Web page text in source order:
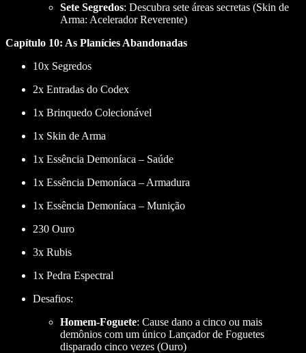
Sete Segredos: Descubra sete áreas secretas (Skin de
Arma: Acelerador Reverente)
Capítulo 10: As Planícies Abandonadas
10x Segredos
2x Entradas do Codex
1x Brinquedo Colecionável
1x Skin de Arma
1x Essência Demoníaca – Saúde
1x Essência Demoníaca – Armadura
1x Essência Demoníaca – Munição
230 Ouro
3x Rubis
1x Pedra Espectral
Desafios:
Homem-Foguete: Cause dano a cinco ou mais
demônios com um único Lançador de Foguetes
disparado cinco vezes (Ouro)